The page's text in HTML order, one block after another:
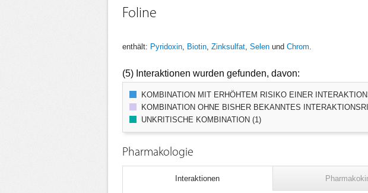
Foline
enthält: Pyridoxin, Biotin, Zinksulfat, Selen und Chrom.
(5) Interaktionen wurden gefunden, davon:
KOMBINATION MIT ERHÖHTEM RISIKO EINER
KOMBINATION OHNE BISHER BEKANNTES
UNKRITISCHE KOMBINATION (1)
Pharmakologie
Interaktionen